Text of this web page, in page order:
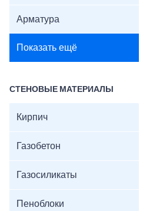
Арматура
Показать ещё
СТЕНОВЫЕ МАТЕРИАЛЫ
Кирпич
Газобетон
Газосиликаты
Пеноблоки